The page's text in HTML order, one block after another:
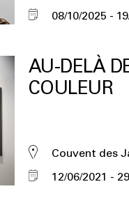
08/10/2025
AU-DELÀ
COULEUR
Couvent des
12/06/2021